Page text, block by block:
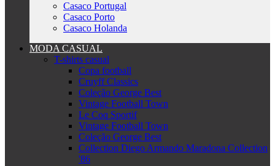
Casaco Portugal
Casaco Porto
Casaco Holanda
MODA CASUAL
T-shirts casual
Copa football
Cruyff Classics
Coleção George Best
Vintage Football Town
Le Coq Sportif
Vintage Football Town
Coleção George Best
Collection Diego Armando Maradona Collection
'86